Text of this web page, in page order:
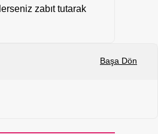
zabıt tutarak
Başa Dön